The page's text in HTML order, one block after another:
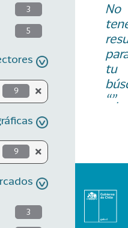
3
5
9
9
3
No
tu
“”.